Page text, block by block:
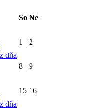
So Ne
dňa
1 2
8 9
dňa
15 16